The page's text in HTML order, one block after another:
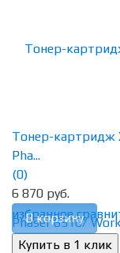
избранное
Тонер-картридж
Pha...
(0)
6 870 руб.
В корзину